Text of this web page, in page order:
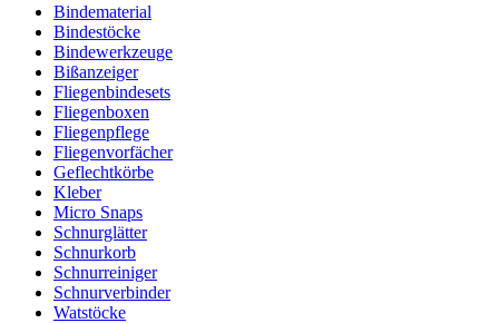
Bindematerial
Bindestöcke
Bindewerkzeuge
Bißanzeiger
Fliegenbindesets
Fliegenboxen
Fliegenpflege
Fliegenvorfächer
Geflechtkörbe
Kleber
Micro Snaps
Schnurglätter
Schnurkorb
Schnurreiniger
Schnurverbinder
Watstöcke